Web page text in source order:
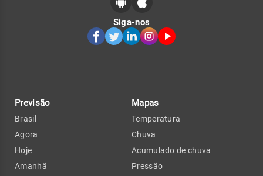
Siga-nos
Previsão
Brasil
Agora
Hoje
Amanhã
Mapas
Temperatura
Chuva
Acumulado de chuva
Pressão